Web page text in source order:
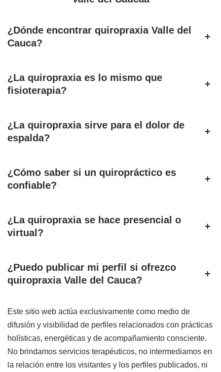
¿Dónde encontrar quiropraxia Valle del
Cauca?
+
¿La quiropraxia es lo mismo que
fisioterapia?
+
¿La quiropraxia sirve para el dolor de
espalda?
+
¿Cómo saber si un quiropráctico es
confiable?
+
¿La quiropraxia se hace presencial o
virtual?
+
¿Puedo publicar mi perfil si ofrezco
quiropraxia Valle del Cauca?
+
Este sitio web actúa exclusivamente como medio de
difusión y visibilidad de perfiles relacionados con prácticas
holísticas, energéticas y de acompañamiento consciente.
No brindamos servicios terapéuticos, no intermediamos en
la relación entre los visitantes y los perfiles publicados, ni